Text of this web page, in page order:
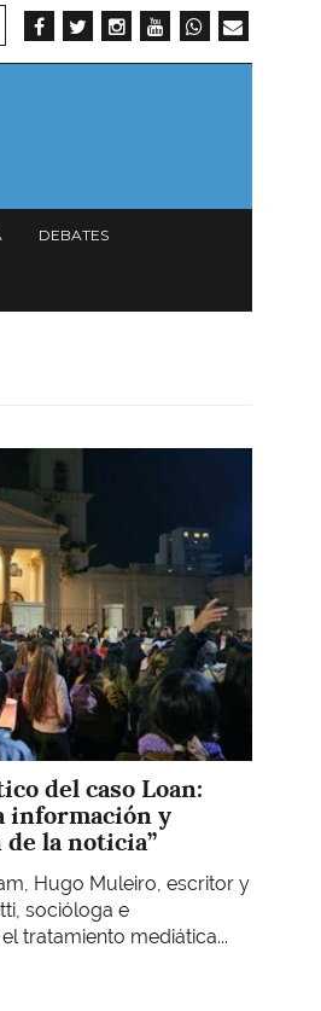
DEBATES
del caso Loan:
información y
la noticia”
Hugo Muleiro, escritor y
socióloga e
tratamiento mediática...